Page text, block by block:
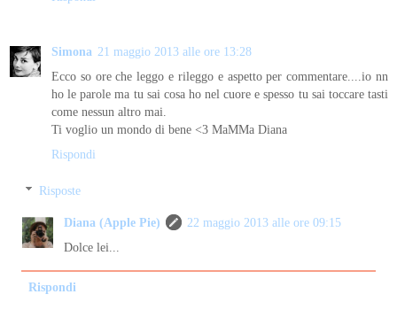
Simona 21 maggio 2013 alle ore 13:28
Ecco so ore che leggo e rileggo e aspetto per commentare....io nn
ho le parole ma tu sai cosa ho nel cuore e spesso tu sai toccare tasti
come nessun altro mai.
Ti voglio un mondo di bene <3 MaMMa Diana
Rispondi
Risposte
Diana (Apple Pie)
22 maggio 2013 alle ore 09:15
Dolce lei...
Rispondi